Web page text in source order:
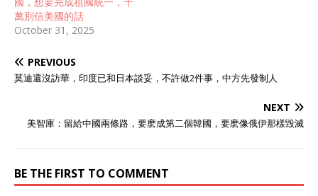
萬別信美國的話
October 31, 2025
PREVIOUS
莫迪還沒訪華，印度已和日本談妥，不許做2件事，中方先發制人
NEXT
美智庫：留給中國兩條路，要麽成第二個韓國，要麽像俄伊那樣毀滅
BE THE FIRST TO COMMENT